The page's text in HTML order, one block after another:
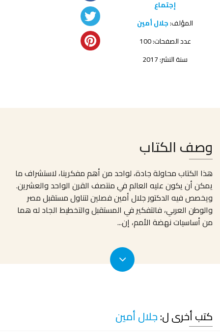
إجتماع
المؤلف:جلال أمين
عدد الصفحات: 100
سنة النشر: 2017
وصف الكتاب
هذا الكتاب محاولة جادة، لواحد من أهم مفكرينا، لاستشراف ما
يمكن أن يكون عليه العالم في منتصف القرن الواحد والعشرين.
ويخصص فيه الدكتور جلال أمين فصلين لتناول مستقبل مصر
والوطن العربي، فالتفكير في المستقبل والتخطيط الجاد له هما
من أساسيات نهضة الأمم، إن...
كتب أخرى ل:جلال أمين